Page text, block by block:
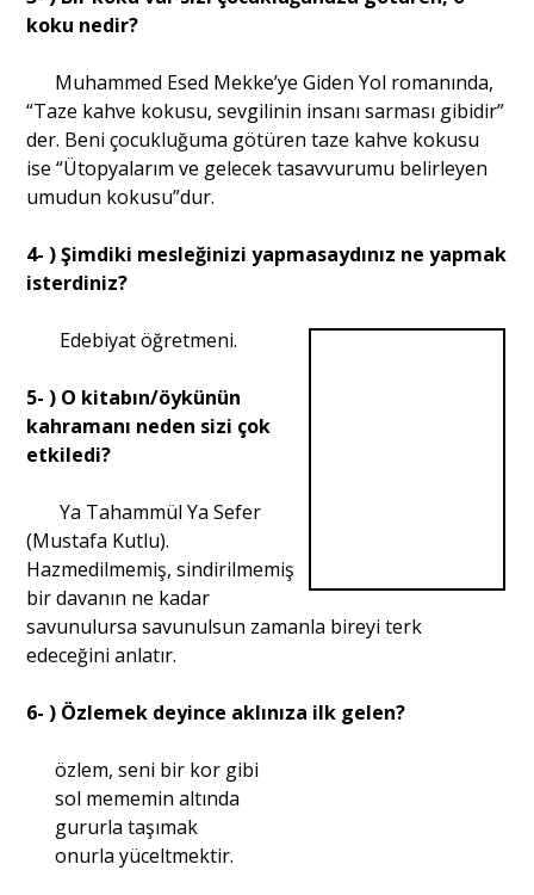
Yazarlar
Eğitim
Ankara Analiz
koku nedir?
Muhammed Esed Mekke’ye Giden Yol romanında,
“Taze kahve kokusu, sevgilinin insanı sarması gibidir”
der. Beni çocukluğuma götüren taze kahve kokusu
ise “Ütopyalarım ve gelecek tasavvurumu belirleyen
umudun kokusu”dur.
4- ) Şimdiki mesleğinizi yapmasaydınız ne yapmak
isterdiniz?
Edebiyat öğretmeni.
5- ) O kitabın/öykünün
kahramanı neden sizi çok
etkiledi?
Ya Tahammül Ya Sefer
(Mustafa Kutlu).
Hazmedilmemiş, sindirilmemiş
bir davanın ne kadar
savunulursa savunulsun zamanla bireyi terk
edeceğini anlatır.
6- ) Özlemek deyince aklınıza ilk gelen?
özlem, seni bir kor gibi
sol mememin altında
gururla taşımak
onurla yüceltmektir.